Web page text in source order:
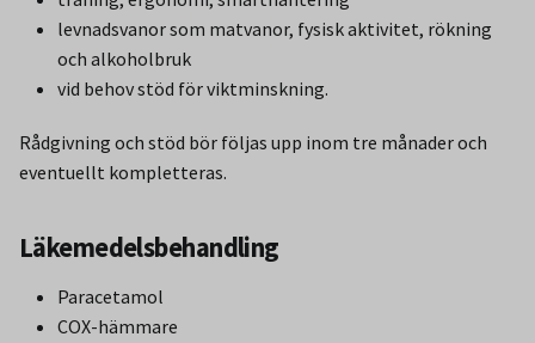
levnadsvanor som matvanor, fysisk aktivitet, rökning
och alkoholbruk
vid behov stöd för viktminskning.
Rådgivning och stöd bör följas upp inom tre månader och
eventuellt kompletteras.
Läkemedelsbehandling
Paracetamol
COX-hämmare